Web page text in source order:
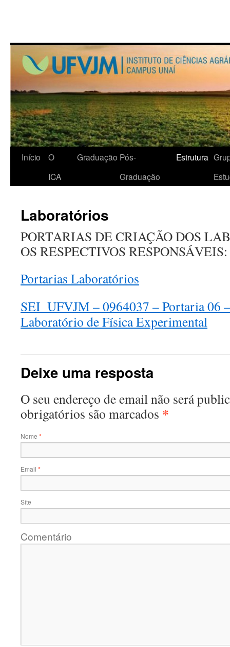
Início
O
ICA
Graduação Pós-
Graduação
Estrutura
Laboratórios
PORTARIAS DE CRIAÇÃO DOS
OS RESPECTIVOS RESPONSÁVEIS:
Portarias Laboratórios
SEI_UFVJM – 0964037 – Portaria 06
Laboratório de Física Experimental
Deixe uma resposta
O seu endereço de email não será
obrigatórios são marcados *
Nome *
Email *
Site
Comentário